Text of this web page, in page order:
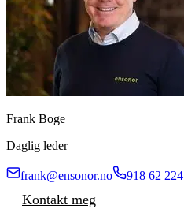
Frank Boge
Daglig leder
frank@ensonor.no 918 62 224
Kontakt meg